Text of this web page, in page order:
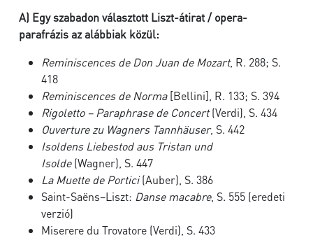
A) Egy szabadon választott Liszt-átirat / opera-
parafrázis az alábbiak közül:
Reminiscences de Don Juan de Mozart, R. 288; S.
418
Reminiscences de Norma[Bellini], R. 133; S. 394
Rigoletto – Paraphrase de Concert(Verdi), S. 434
Ouverture zu Wagners Tannhäuser, S. 442
Isoldens Liebestod aus Tristan und
Isolde(Wagner), S. 447
La Muette de Portici(Auber), S. 386
Saint-Saëns–Liszt: Danse macabre, S. 555 (eredeti
verzió)
Miserere du Trovatore (Verdi), S. 433